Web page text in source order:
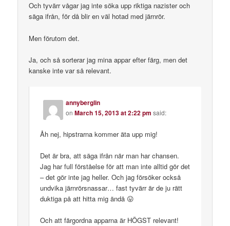
Och tyvärr vågar jag inte söka upp riktiga nazister och
säga ifrån, för då blir en väl hotad med järnrör.
Men förutom det.
Ja, och så sorterar jag mina appar efter färg, men det
kanske inte var så relevant.
annyberglin
onMarch 15, 2013 at 2:22 pm said:
Åh nej, hipstrarna kommer äta upp mig!
Det är bra, att säga ifrån när man har chansen.
Jag har full förståelse för att man inte alltid gör det
– det gör inte jag heller. Och jag försöker också
undvika järnrörsnassar… fast tyvärr är de ju rätt
duktiga på att hitta mig ändå 😛
Och att färgordna apparna är HÖGST relevant!